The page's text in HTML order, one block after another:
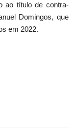
ao título de contra-
Domingos, que
em 2022.